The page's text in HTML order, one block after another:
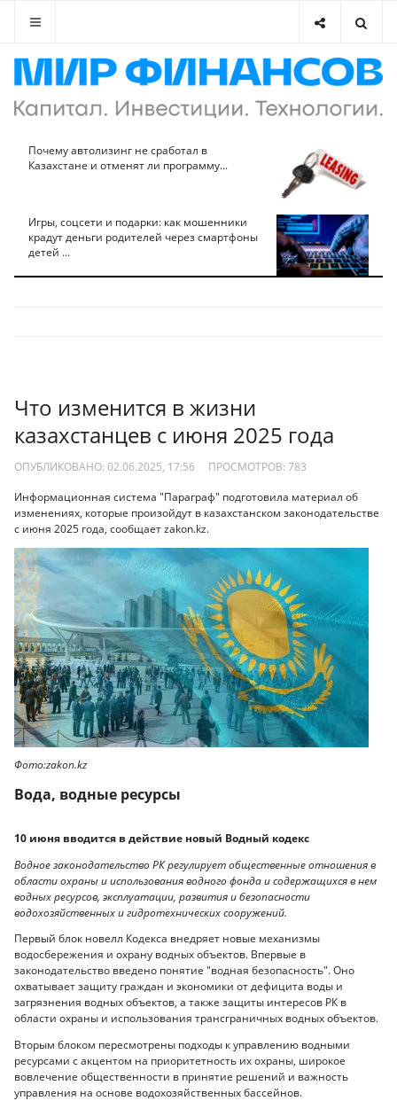
Почему автолизинг не сработал в
Казахстане и отменят ли программу...
Игры, соцсети и подарки: как мошенники
крадут деньги родителей через смартфоны
детей ...
Что изменится в жизни
казахстанцев с июня 2025 года
ОПУБЛИКОВАНО: 02.06.2025, 17:56 ПРОСМОТРОВ: 783
Информационная система "Параграф" подготовила материал об
изменениях, которые произойдут в казахстанском законодательстве
с июня 2025 года, сообщает zakon.kz.
Фото:zakon.kz
Вода, водные ресурсы
10 июня вводится в действие новый Водный кодекс
Водное законодательство РК регулирует общественные отношения в
области охраны и использования водного фонда и содержащихся в нем
водных ресурсов, эксплуатации, развития и безопасности
водохозяйственных и гидротехнических сооружений.
Первый блок новелл Кодекса внедряет новые механизмы
водосбережения и охрану водных объектов. Впервые в
законодательство введено понятие "водная безопасность". Оно
охватывает защиту граждан и экономики от дефицита воды и
загрязнения водных объектов, а также защиты интересов РК в
области охраны и использования трансграничных водных объектов.
Вторым блоком пересмотрены подходы к управлению водными
ресурсами с акцентом на приоритетность их охраны, широкое
вовлечение общественности в принятие решений и важность
управления на основе водохозяйственных бассейнов.